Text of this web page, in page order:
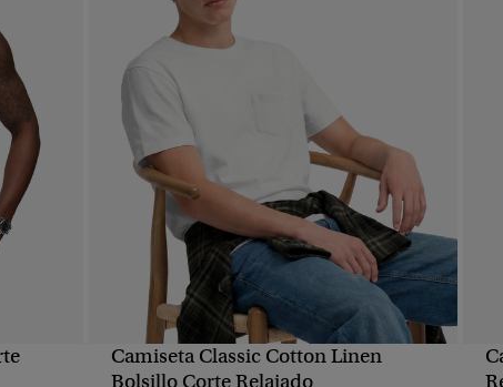
VISTA RÁPIDA
Camiseta Classic Cotton Linen
Bolsillo Corte Relajado